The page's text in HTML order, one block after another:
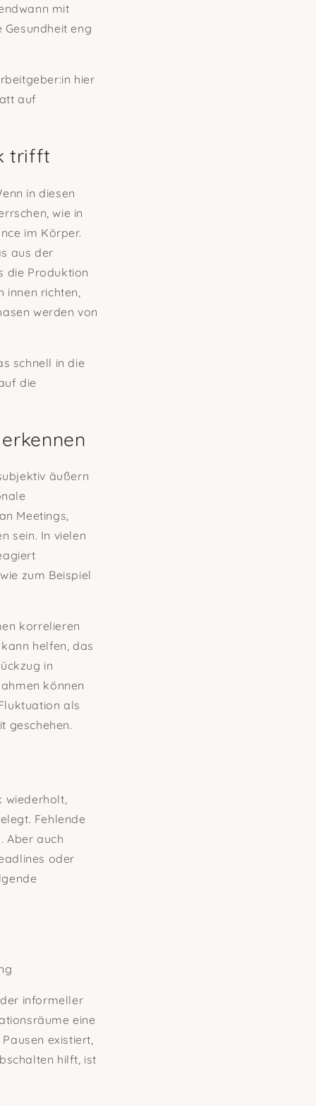
mit
eng
hier
auf
trifft
in diesen
wie in
im Körper.
aus der
die Produktion
richten,
werden von
schnell in die
die
äußern
Meetings,
sein. In vielen
zum Beispiel
korrelieren
helfen, das
in
können
als
geschehen.
wiederholt,
Fehlende
Aber auch
oder
informeller
eine
existiert,
hilft, ist